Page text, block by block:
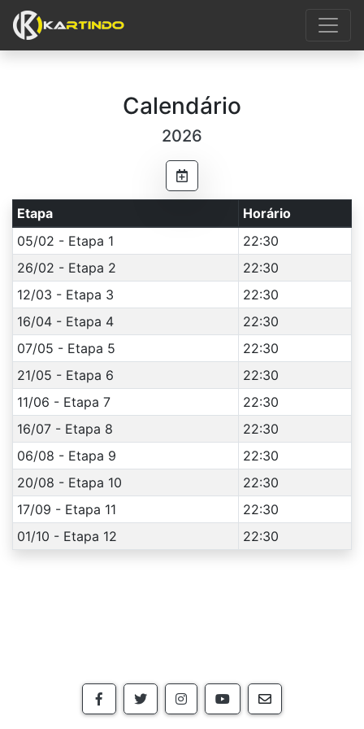
Calendário
2026
Etapa
Horário
05/02 - Etapa 1
22:30
26/02 - Etapa 2
22:30
12/03 - Etapa 3
22:30
16/04 - Etapa 4
22:30
07/05 - Etapa 5
22:30
21/05 - Etapa 6
22:30
11/06 - Etapa 7
22:30
16/07 - Etapa 8
22:30
06/08 - Etapa 9
22:30
20/08 - Etapa 10
22:30
17/09 - Etapa 11
22:30
01/10 - Etapa 12
22:30